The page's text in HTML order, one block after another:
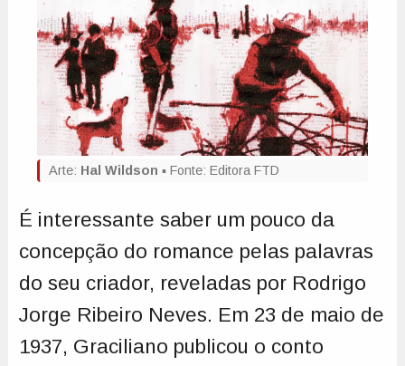
Arte: Hal Wildson ▪️ Fonte: Editora FTD
É interessante saber um pouco da
concepção do romance pelas palavras
do seu criador, reveladas por Rodrigo
Jorge Ribeiro Neves. Em 23 de maio de
1937, Graciliano publicou o conto